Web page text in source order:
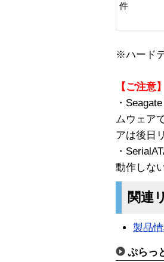
件
※ハード
【ご注意】
・
ムウェア
アは後日
・
動作しな
関連
製品
ぷらっ